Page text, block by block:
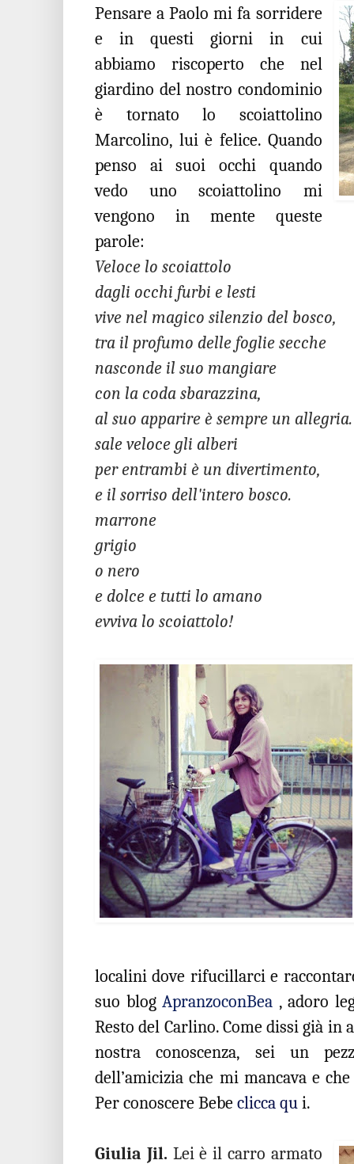
Pensare a Paolo mi fa sorridere
e in questi giorni in cui
abbiamo riscoperto che nel
giardino del nostro condominio
è tornato lo scoiattolino
Marcolino, lui è felice. Quando
penso ai suoi occhi quando
vedo uno scoiattolino mi
vengono in mente queste
parole:
Veloce lo scoiattolo
dagli occhi furbi e lesti
vive nel magico silenzio del bosco,
tra il profumo delle foglie secche
nasconde il suo mangiare
con la coda sbarazzina,
al suo apparire è sempre un allegria.
sale veloce gli alberi
per entrambi è un divertimento,
e il sorriso dell'intero bosco.
marrone
grigio
o nero
e dolce e tutti lo amano
evviva lo scoiattolo!
localini dove rifucillarci e
suo blog ApranzoconBea , adoro
Resto del Carlino. Come dissi già
nostra conoscenza, sei un
dell’amicizia che mi mancava e
Per conoscere Bebe clicca qu i.
Giulia Jil. Lei è il carro armato